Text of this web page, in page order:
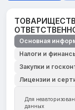
Основная
Налоги и
Закупки и
Лицензии и
Для
данных